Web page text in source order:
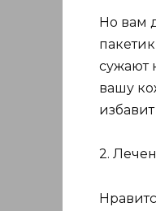
Но вам
сужают
вашу
избавит
2.